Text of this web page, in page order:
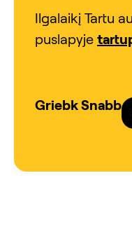
Ilgalaikį Tartu
puslapyje
Griebk Snabb